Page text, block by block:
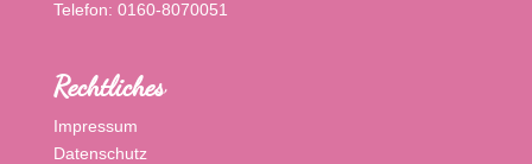
Telefon: 0160-8070051
Rechtliches
Impressum
Datenschutz